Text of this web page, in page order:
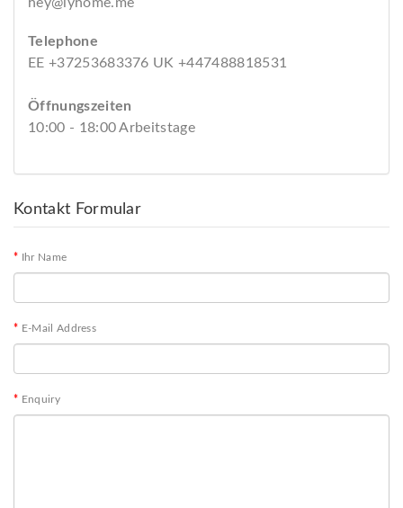
Telephone
EE +37253683376 UK +447488818531
Öffnungszeiten
10:00 - 18:00 Arbeitstage
Kontakt Formular
Ihr Name
E-Mail Address
Enquiry